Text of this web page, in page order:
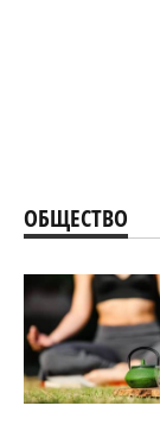
ОБЩЕСТВО